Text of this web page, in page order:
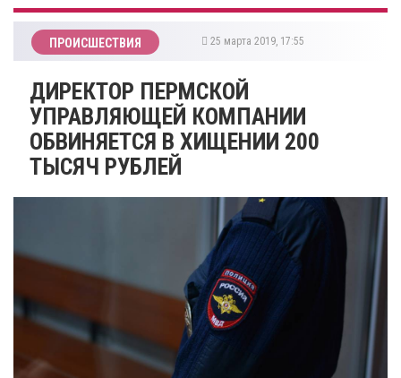
ПРОИСШЕСТВИЯ 25 марта 2019, 17:55
ДИРЕКТОР ПЕРМСКОЙ
УПРАВЛЯЮЩЕЙ КОМПАНИИ
ОБВИНЯЕТСЯ В ХИЩЕНИИ 200
ТЫСЯЧ РУБЛЕЙ